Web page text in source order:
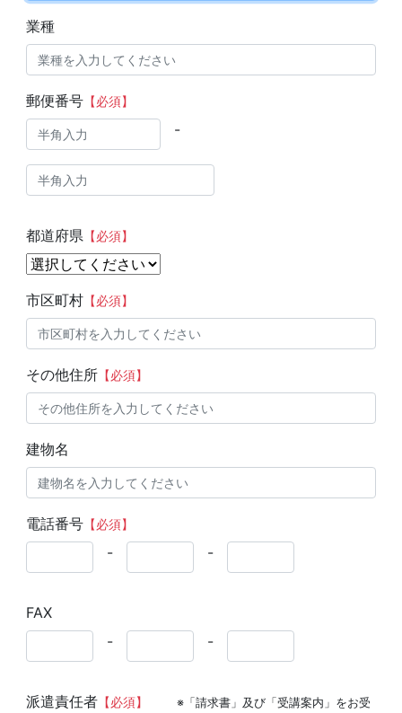
業種
郵便番号【必須】
-
都道府県 【必須】
市区町村【必須】
その他住所【必須】
建物名
電話番号【必須】
- -
FAX
-
-
派遣責任者【必須】
※「請求書」及び「受講案内」をお受